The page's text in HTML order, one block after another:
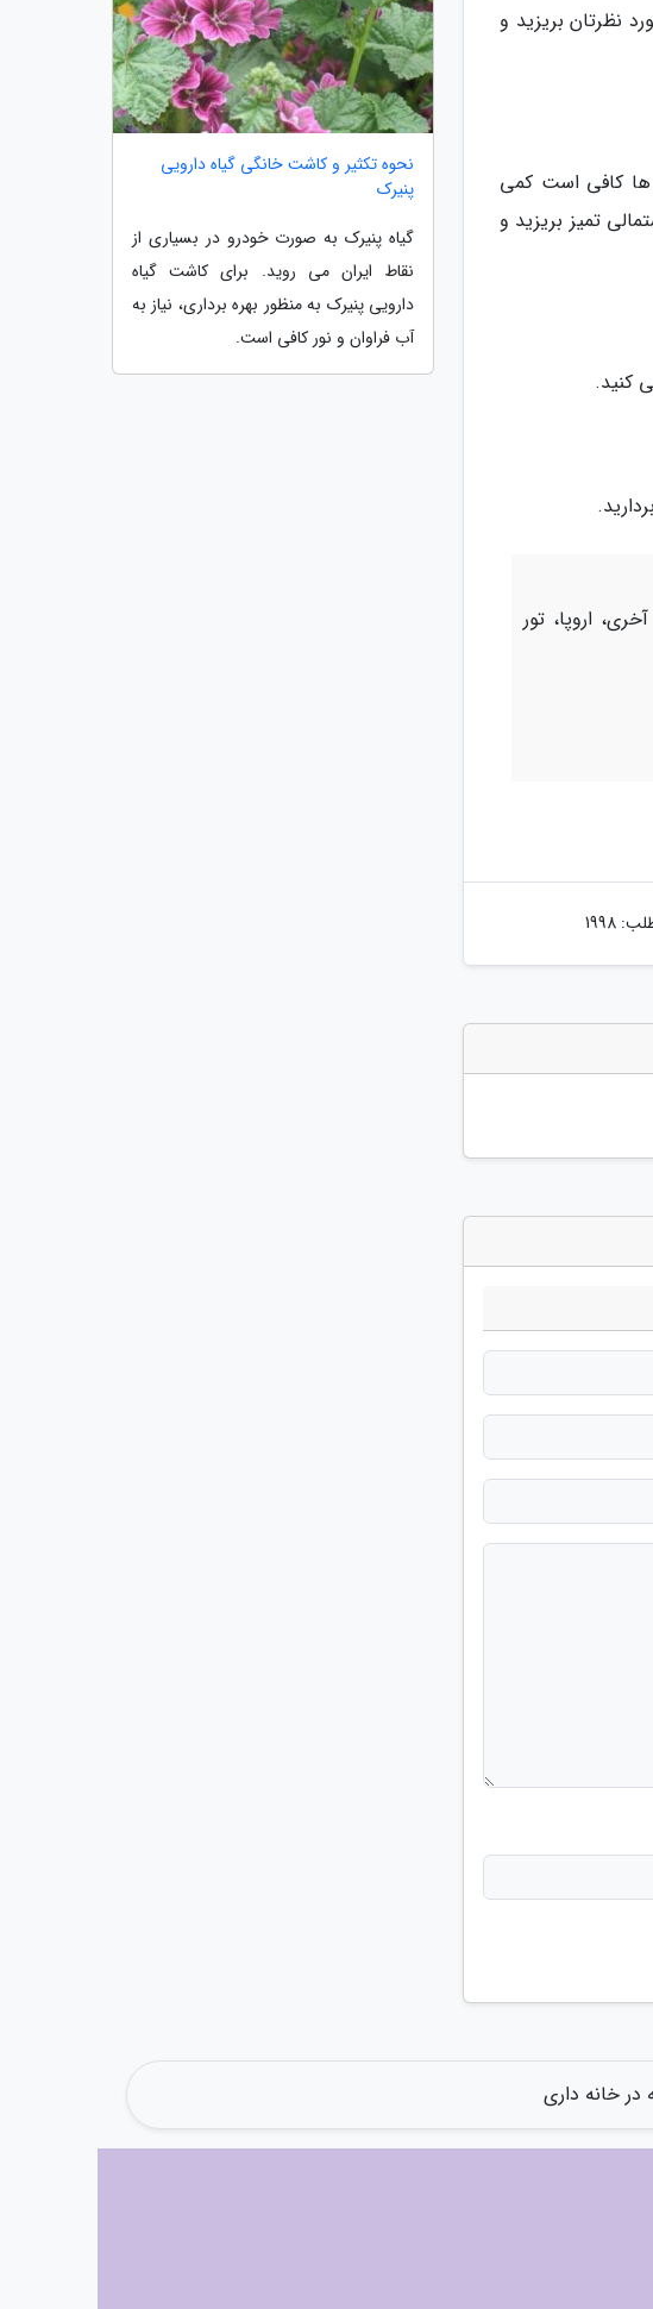
نظرتان بریزید و
ها کافی است کمی
تمیز بریزید و
کنید.
اروپا، تور
1998
نحوه تکثیر و کاشت خانگی گیاه دارویی
پنیرک
گیاه پنیرک به صورت خودرو در بسیاری از
نقاط ایران می روید. برای کاشت گیاه
دارویی پنیرک به منظور بهره برداری، نیاز به
آب فراوان و نور کافی است.
در خانه داری